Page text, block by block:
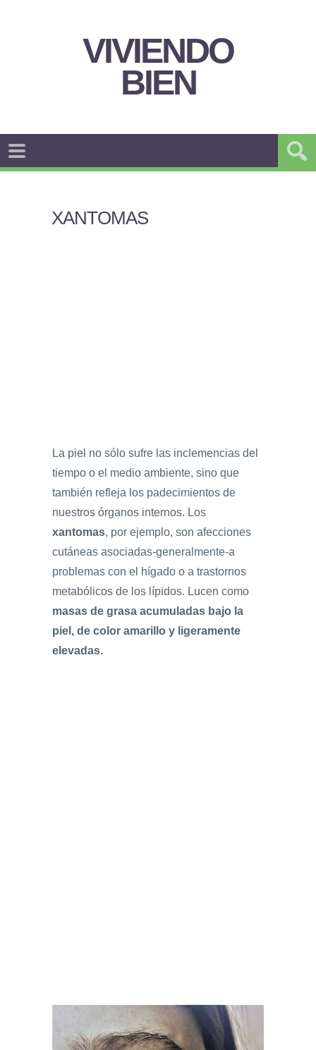
VIVIENDO
BIEN
XANTOMAS
La piel no sólo sufre las inclemencias del
tiempo o el medio ambiente, sino que
también refleja los padecimientos de
nuestros órganos internos. Los
xantomas, por ejemplo, son afecciones
cutáneas asociadas-generalmente-a
problemas con el hígado o a trastornos
metabólicos de los lípidos. Lucen como
masas de grasa acumuladas bajo la
piel, de color amarillo y ligeramente
elevadas.